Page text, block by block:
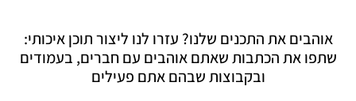
אוהבים את התכנים שלנו? עזרו לנו ליצור תוכן איכותי:
שתפו את הכתבות שאתם אוהבים עם חברים, בעמודים
ובקבוצות שבהם אתם פעילים